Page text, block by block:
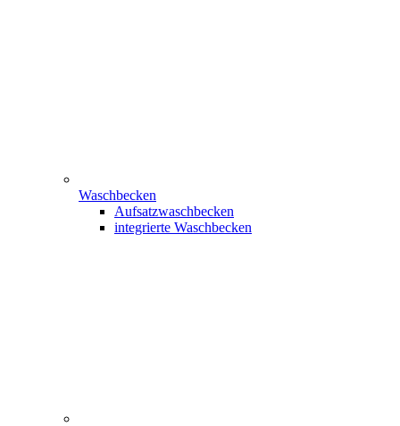
Waschbecken
Aufsatzwaschbecken
integrierte Waschbecken